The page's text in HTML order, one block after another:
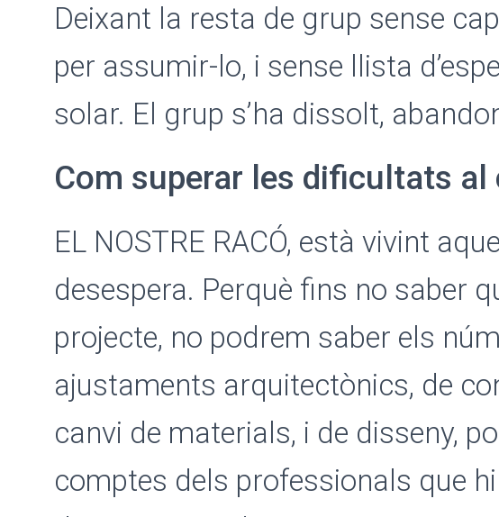
Deixant la resta de grup sense
per assumir-lo, i sense llista
solar. El grup s’ha dissolt,
Com superar les dificultats al
EL NOSTRE RACÓ, està vivint
desespera. Perquè fins no saber
projecte, no podrem saber els
ajustaments arquitectònics, de
canvi de materials, i de disseny,
comptes dels professionals que